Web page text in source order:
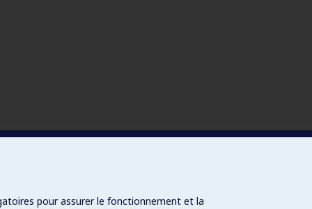
pour assurer le fonctionnement et la